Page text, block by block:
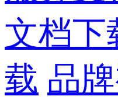
文档下
载 品